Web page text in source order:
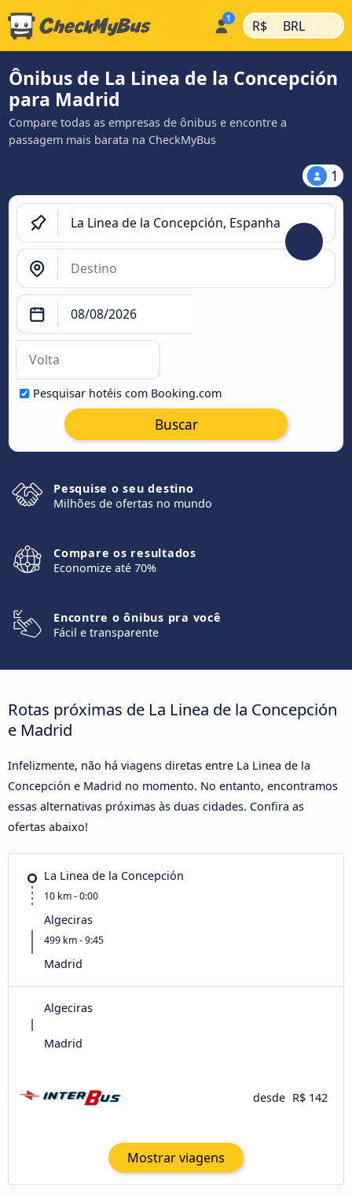
R$ | BRL |
Ônibus de La Linea de la Concepción
para Madrid
Compare todas as empresas de ônibus e encontre a
passagem mais barata na CheckMyBus
1
Pesquisar hotéis com Booking.com
Buscar
Pesquise o seu destino
Milhões de ofertas no mundo
Compare os resultados
Economize até 70%
Encontre o ônibus pra você
Fácil e transparente
Rotas próximas de La Linea de la Concepción
e Madrid
Infelizmente, não há viagens diretas entre La Linea de la
Concepción e Madrid no momento. No entanto, encontramos
essas alternativas próximas às duas cidades. Confira as
ofertas abaixo!
La Linea de la Concepción
10 km - 0:00
Algeciras
499 km - 9:45
Madrid
Algeciras
Madrid
desde R$ 142
Mostrar viagens